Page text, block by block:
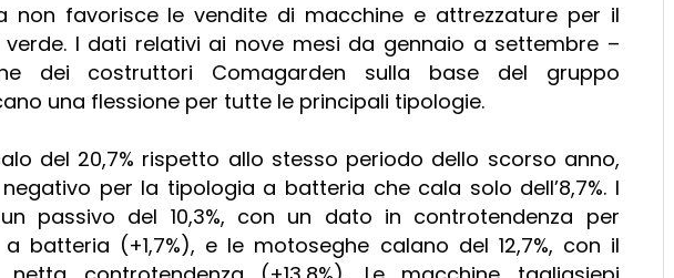
non favorisce le vendite di macchine e attrezzature per il
I dati relativi ai nove mesi da gennaio a settembre –
dei costruttori Comagarden sulla base del gruppo
una flessione per tutte le principali tipologie.
del 20,7% rispetto allo stesso periodo dello scorso anno,
per la tipologia a batteria che cala solo dell’8,7%. I
passivo del 10,3%, con un dato in controtendenza per
batteria (+1,7%), e le motoseghe calano del 12,7%, con il